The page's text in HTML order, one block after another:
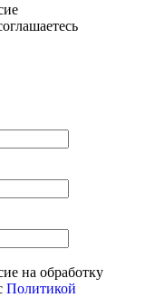
на обработку
Политикой